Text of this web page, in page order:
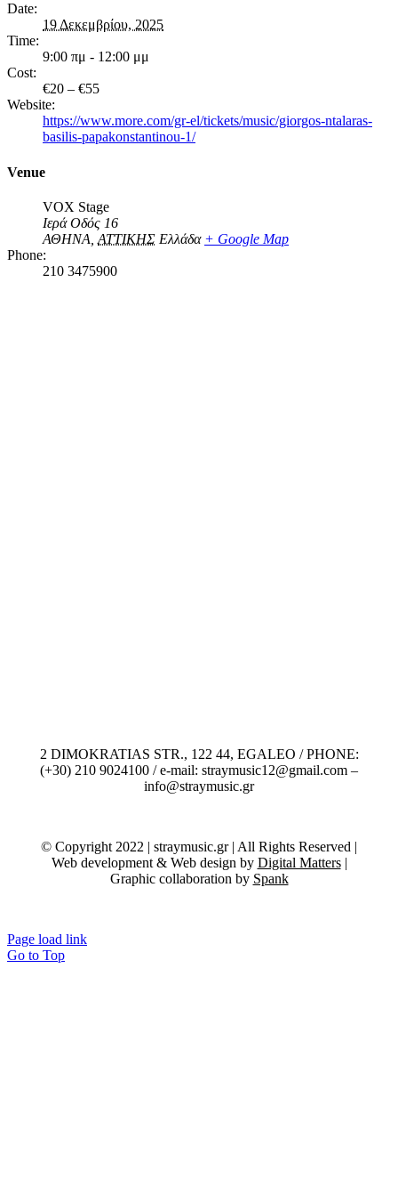
Date:
19 Δεκεμβρίου, 2025
Time:
9:00 πμ - 12:00 μμ
Cost:
€20 – €55
Website:
https://www.more.com/gr-el/tickets/music/giorgos-ntalaras-
basilis-papakonstantinou-1/
Venue
VOX Stage
Ιερά Οδός 16
ΑΘΗΝΑ ΑΤΤΙΚΗΣ Ελλάδα + Google Map
Phone:
210 3475900
2 DIMOKRATIAS STR., 122 44, EGALEO / PHONE:
(+30) 210 9024100 / e-mail: straymusic12@gmail.com –
info@straymusic.gr
© Copyright 2022 | straymusic.gr | All Rights Reserved |
Web development & Web design by Digital Matters|
Graphic collaboration by Spank
Page load link
Go to Top